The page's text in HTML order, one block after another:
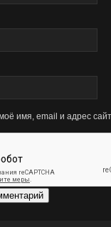
имя, email и адрес